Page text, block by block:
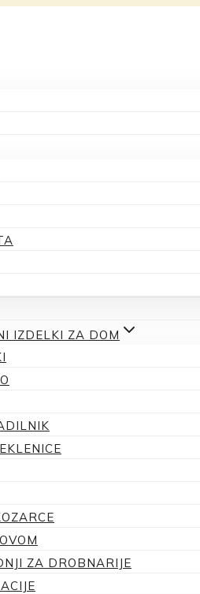
IZDELKI ZA DOM
ZA DROBNARIJE